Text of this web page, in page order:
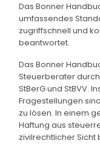
Das Bonner
umfassendes
zugriffschnell und
beantwortet.
Das Bonner
Steuerberater
StBerG und StBVV.
Fragestellungen
zu lösen. In einem
Haftung aus
zivilrechtlicher Sicht